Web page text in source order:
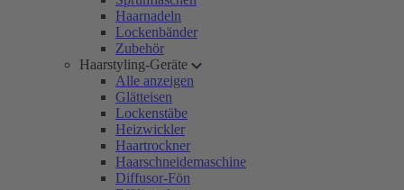
Haarnadeln
Lockenbänder
Zubehör
Haarstyling-Geräte
Alle anzeigen
Glätteisen
Lockenstäbe
Heizwickler
Haartrockner
Haarschneidemaschine
Diffusor-Fön